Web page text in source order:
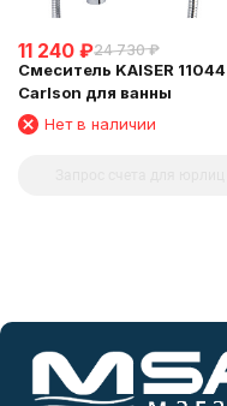
11 240 ₽24 730 ₽
Смеситель KAISER 11044
Carlson для ванны
Нет в наличии